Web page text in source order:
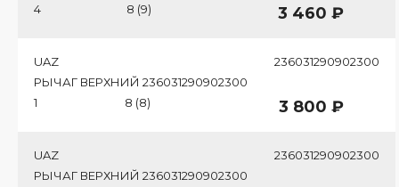
4
8 (9) 3 460 ₽
UAZ
236031290902300
РЫЧАГ ВЕРХНИЙ 236031290902300
1
8 (8) 3 800 ₽
UAZ
236031290902300
РЫЧАГ ВЕРХНИЙ 236031290902300